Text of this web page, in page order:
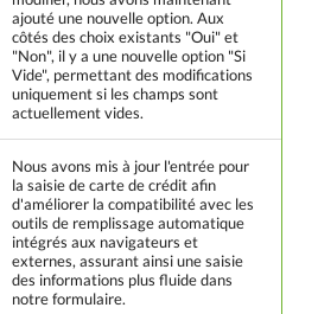
ajouté une nouvelle option. Aux
côtés des choix existants "Oui" et
"Non", il y a une nouvelle option "Si
Vide", permettant des modifications
uniquement si les champs sont
actuellement vides.
Nous avons mis à jour l'entrée pour
la saisie de carte de crédit afin
d'améliorer la compatibilité avec les
outils de remplissage automatique
intégrés aux navigateurs et
externes, assurant ainsi une saisie
des informations plus fluide dans
notre formulaire.